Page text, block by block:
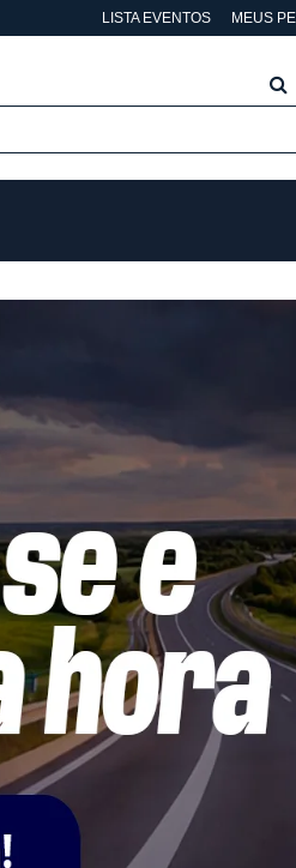
LISTA EVENTOS MEUS